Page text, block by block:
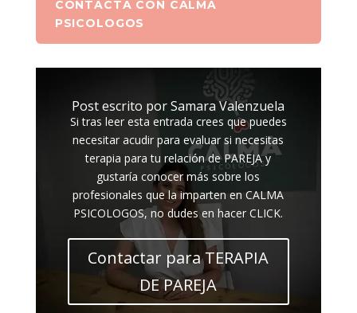
CONTACTA CON CALMA
PSICOLOGOS
Post escrito por Samara Valenzuela
Si tras leer esta entrada crees que puedes
necesitar acudir para evaluar si necesitas
terapia para tu relación de PAREJA y
gustaría conocer más sobre los
profesionales que la imparten en CALMA
PSICOLOGOS, no dudes en hacer CLICK.
Contactar para TERAPIA
DE PAREJA